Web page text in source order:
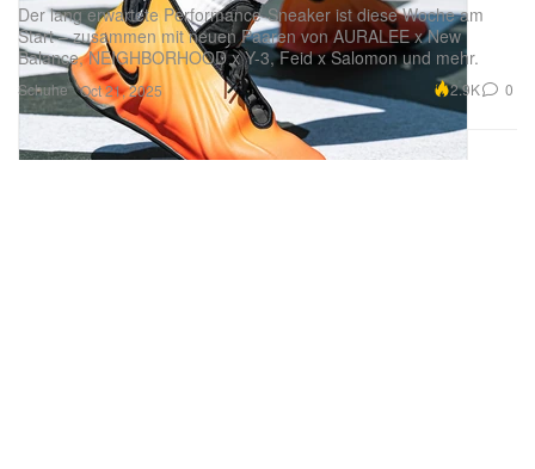
Schuhe
Der lang erwartete Performance-Sneaker ist diese Woche am
Start – zusammen mit neuen Paaren von AURALEE x New
Balance, NEIGHBORHOOD x Y-3, Feid x Salomon und mehr.
Oct 21, 2025 2.9K 0